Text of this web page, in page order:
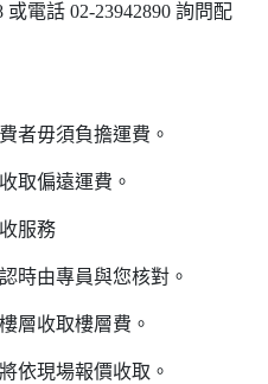
電話 02-23942890 詢問配
者毋須負擔運費。
取偏遠運費。
服務
時由專員與您核對。
層收取樓層費。
依現場報價收取。